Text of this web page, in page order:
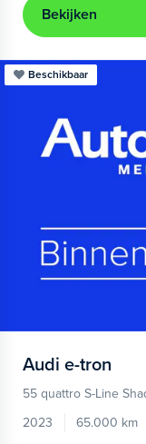
Bekijken
Beschikbaar
Audi e-tron
55 quattro S-Line
2023
65.000 km